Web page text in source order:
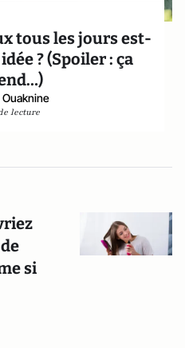
tous les jours est-
? (Spoiler : ça
Ouaknine
lecture
si